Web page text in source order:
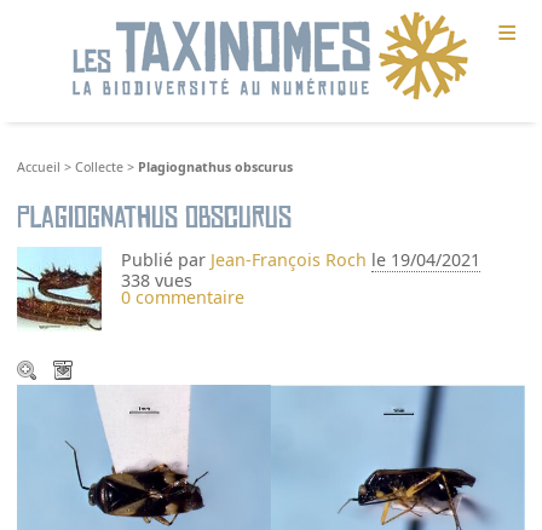
≡
Accueil >Collecte > Plagiognathus obscurus
Plagiognathus obscurus
Publié par Jean-François Roch le 19/04/2021
338 vues
0 commentaire